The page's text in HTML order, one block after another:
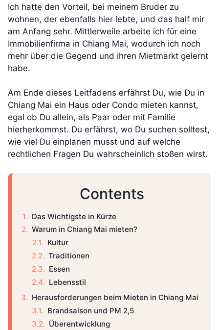
Ich hatte den Vorteil, bei meinem Bruder zu
wohnen, der ebenfalls hier lebte, und das half mir
am Anfang sehr. Mittlerweile arbeite ich für eine
Immobilienfirma in Chiang Mai, wodurch ich noch
mehr über die Gegend und ihren Mietmarkt gelernt
habe.
Am Ende dieses Leitfadens erfährst Du, wie Du in
Chiang Mai ein Haus oder Condo mieten kannst,
egal ob Du allein, als Paar oder mit Familie
hierherkommst. Du erfährst, wo Du suchen solltest,
wie viel Du einplanen musst und auf welche
rechtlichen Fragen Du wahrscheinlich stoßen wirst.
Contents
Das Wichtigste in Kürze
Warum in Chiang Mai mieten?
Kultur
Traditionen
Essen
Lebensstil
Herausforderungen beim Mieten in Chiang Mai
Brandsaison und PM 2,5
Überentwicklung